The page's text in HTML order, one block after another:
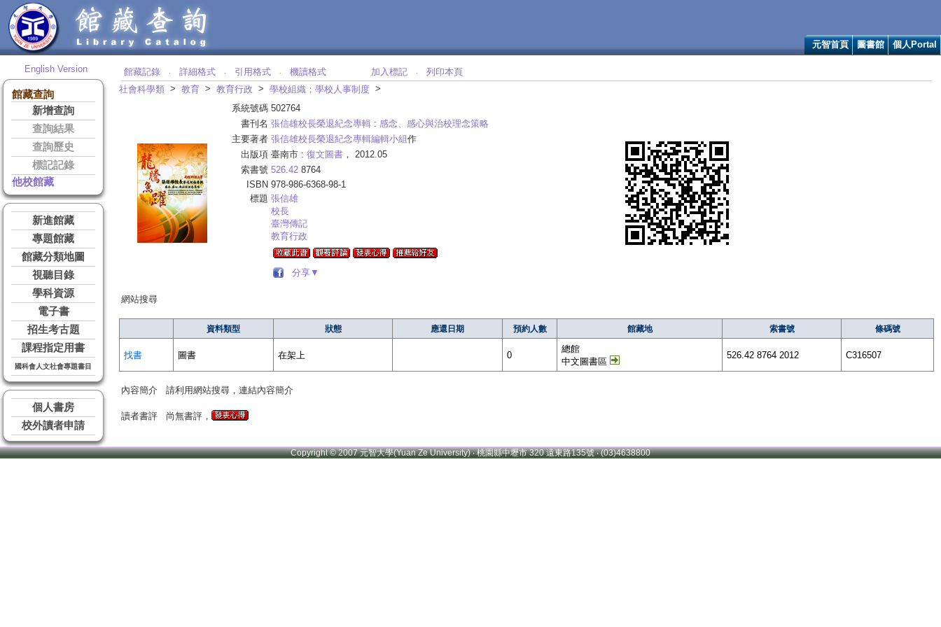
元智首頁 圖書館 個人Portal
English Version
館藏查詢
新增查詢
查詢結果
查詢歷史
標記記錄
他校館藏
新進館藏
專題館藏
館藏分類地圖
視聽目錄
學科資源
電子書
招生考古題
課程指定用書
國科會人文社會專題書目
個人書房
校外讀者申請
館藏記錄 ‧ 詳細格式 ‧ 引用格式 ‧ 機讀格式 加入標記 ‧
列印本頁
社會科學類 > 教育 > 教育行政 > 學校組織；學校人事制度 >
系統號碼 502764
書刊名 張信雄校長榮退紀念專輯 : 感念、感心與治校理念策略
主要著者 張信雄校長榮退紀念專輯編輯小組作
出版項 臺南市 : 復文圖書 ， 2012.05
索書號 526.42 8764
ISBN 978-986-6368-98-1
標題 張信雄
校長
臺灣傳記
教育行政
分享▼
網站搜尋
資料類型 狀態 應還日期 預約人數 館藏地 索書號 條碼號
找書 圖書 在架上 0
總館
中文圖書區
526.42 8764 2012 C316507
內容簡介 請利用網站搜尋，連結內容簡介
讀者書評 尚無書評，
Copyright © 2007 元智大學(Yuan Ze University) ‧ 桃園縣中壢市 320 遠東路135號 ‧ (03)4638800